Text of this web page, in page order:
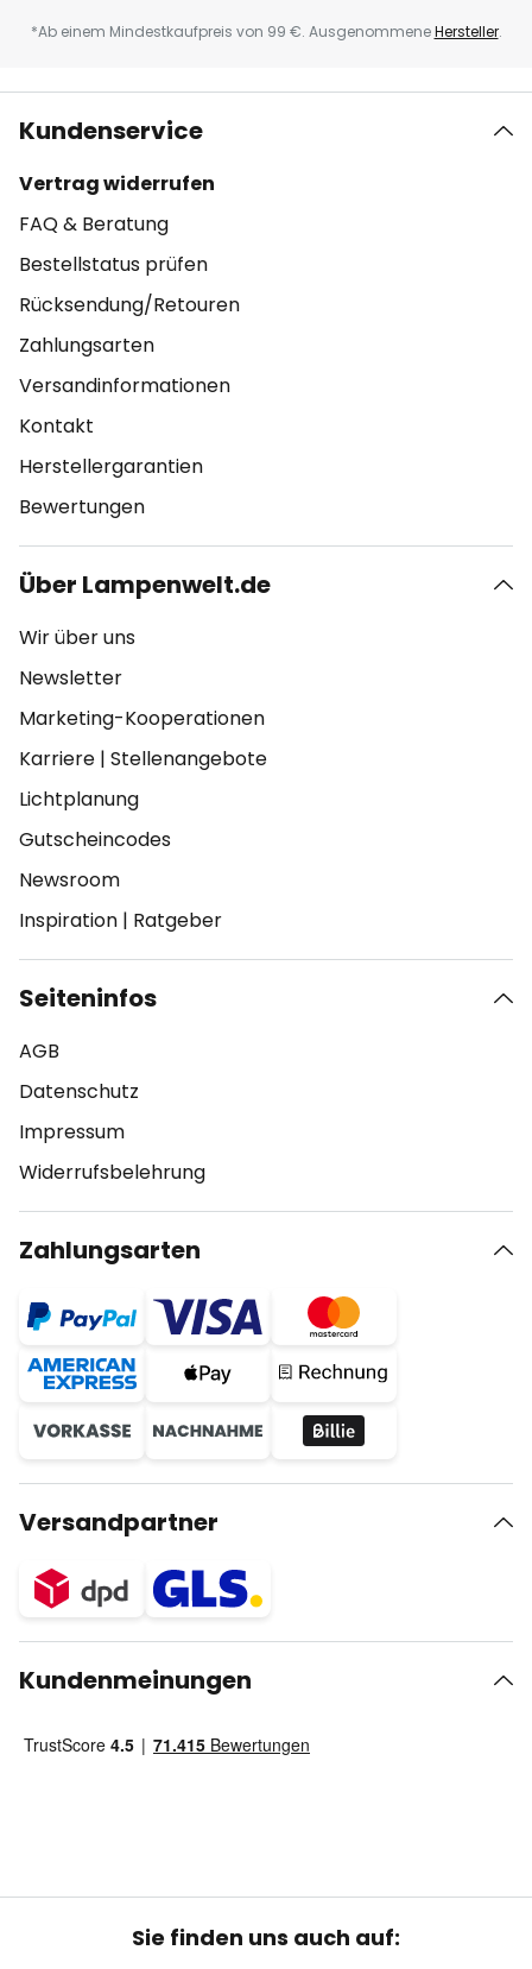
*Ab einem Mindestkaufpreis von 99 €. AusgenommeneHersteller.
Kundenservice
Vertrag widerrufen
FAQ & Beratung
Bestellstatus prüfen
Rücksendung/Retouren
Zahlungsarten
Versandinformationen
Kontakt
Herstellergarantien
Bewertungen
Über Lampenwelt.de
Wir über uns
Newsletter
Marketing-Kooperationen
Karriere | Stellenangebote
Lichtplanung
Gutscheincodes
Newsroom
Inspiration | Ratgeber
Seiteninfos
AGB
Datenschutz
Impressum
Widerrufsbelehrung
Zahlungsarten
Versandpartner
Kundenmeinungen
Sie finden uns auch auf: